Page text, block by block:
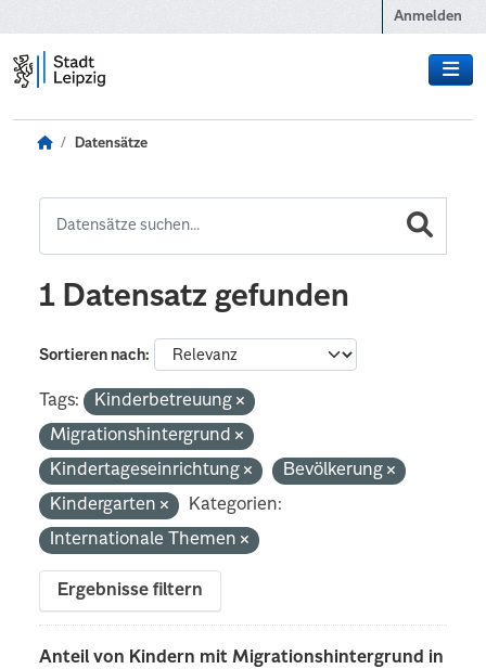
Anmelden
Datensätze
1 Datensatz gefunden
Sortieren nach
Tags:
Kinderbetreuung
Migrationshintergrund
Kindertageseinrichtung
Bevölkerung
Kindergarten
Kategorien:
Internationale Themen
Ergebnisse filtern
Anteil von Kindern mit Migrationshintergrund in